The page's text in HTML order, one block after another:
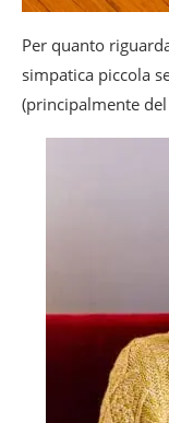
Per quanto
simpatica piccola
(principalmente